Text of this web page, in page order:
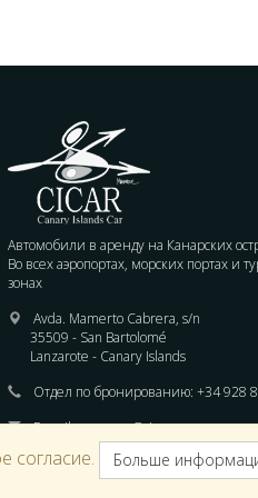
Автомобили в аренду на Канарских
Во всех аэропортах, морских портах и
зонах
Avda. Mamerto Cabrera, s/n
35509 - San Bartolomé
Lanzarote - Canary Islands
Отдел по бронированию: +34 928
E-mail :reservas@cicar.com
согласие. Больше